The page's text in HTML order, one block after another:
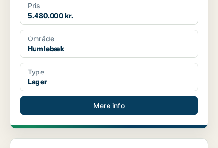
Pris
5.480.000 kr.
Område
Humlebæk
Type
Lager
Mere info
Butik i Græsted